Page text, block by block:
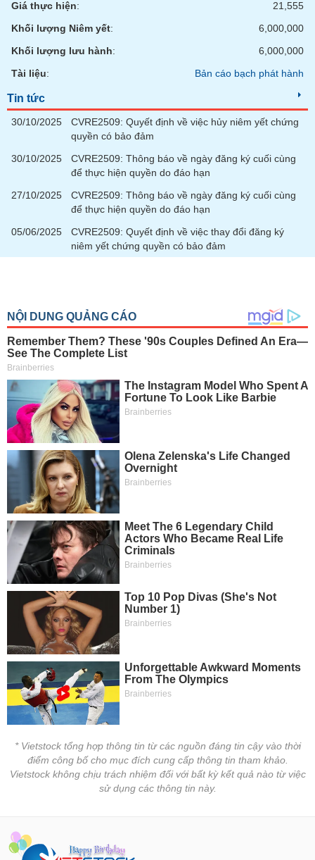
Giá thực hiện:
21,555
Khối lượng Niêm yết:
6,000,000
Khối lượng lưu hành:
6,000,000
Tài liệu: Bản cáo bạch phát hành
Tin tức
30/10/2025
CVRE2509: Quyết định về việc hủy niêm yết chứng
quyền có bảo đảm
30/10/2025
CVRE2509: Thông báo về ngày đăng ký cuối cùng
để thực hiện quyền do đáo hạn
27/10/2025
CVRE2509: Thông báo về ngày đăng ký cuối cùng
để thực hiện quyền do đáo hạn
05/06/2025
CVRE2509: Quyết định về việc thay đổi đăng ký
niêm yết chứng quyền có bảo đảm
* Vietstock tổng hợp thông tin từ các nguồn đáng tin cậy vào thời
điểm công bố cho mục đích cung cấp thông tin tham khảo.
Vietstock không chịu trách nhiệm đối với bất kỳ kết quả nào từ việc
sử dụng các thông tin này.